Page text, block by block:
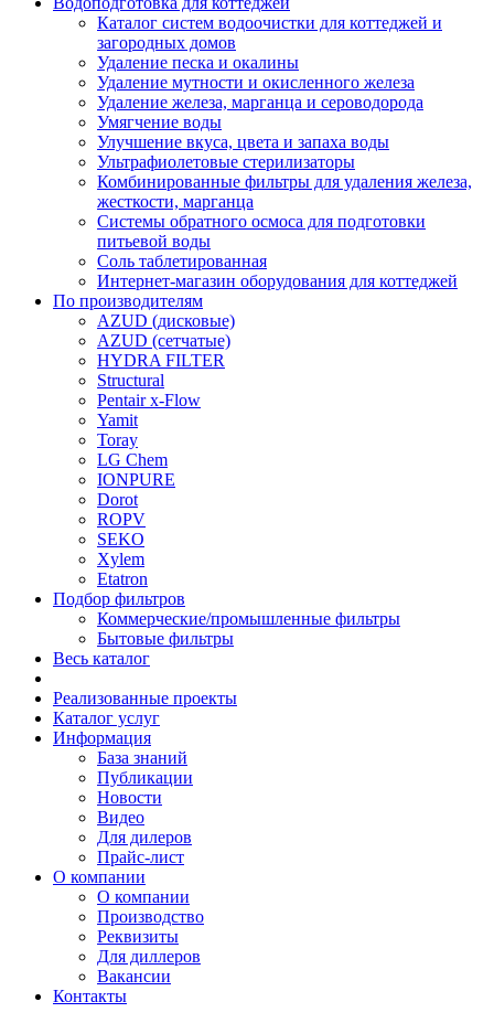
Каталог систем водоочистки для коттеджей и
загородных домов
Удаление песка и окалины
Удаление мутности и окисленного железа
Удаление железа, марганца и сероводорода
Умягчение воды
Улучшение вкуса, цвета и запаха воды
Ультрафиолетовые стерилизаторы
Комбинированные фильтры для удаления железа,
жесткости, марганца
Системы обратного осмоса для подготовки
питьевой воды
Соль таблетированная
Интернет-магазин оборудования для коттеджей
По производителям
AZUD (дисковые)
AZUD (сетчатые)
HYDRA FILTER
Structural
Pentair x-Flow
Yamit
Toray
LG Chem
IONPURE
Dorot
ROPV
SEKO
Xylem
Etatron
Подбор фильтров
Коммерческие/промышленные фильтры
Бытовые фильтры
Весь каталог
Реализованные проекты
Каталог услуг
Информация
База знаний
Публикации
Новости
Видео
Для дилеров
Прайс-лист
О компании
О компании
Производство
Реквизиты
Для диллеров
Вакансии
Контакты